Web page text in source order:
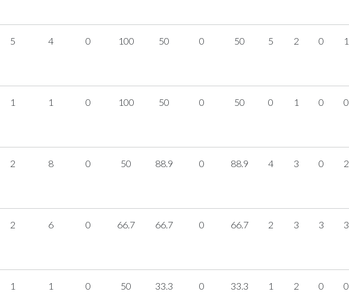
5 4 0 100 50 0 50 5 2 0 1
1 1 0 100 50 0 50 0 1 0 0
2 8 0 50 88.9 0 88.9 4 3 0 2
2 6 0 66.7 66.7 0 66.7 2 3 3 3
1 1 0 50 33.3 0 33.3 1 2 0 0